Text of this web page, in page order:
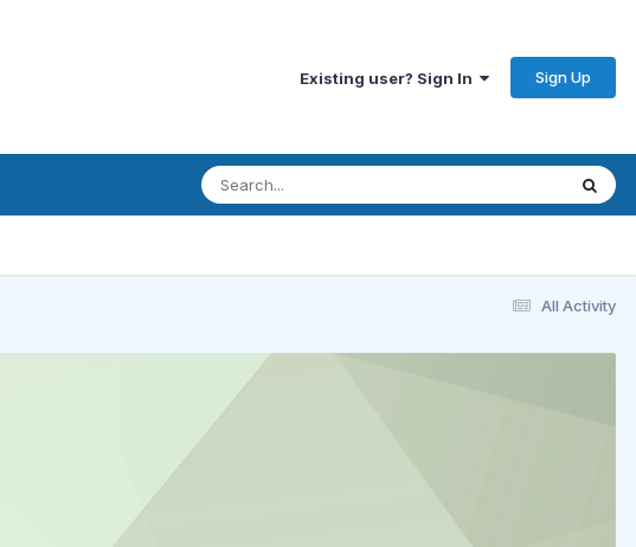
Existing user? Sign In Sign Up
All Activity